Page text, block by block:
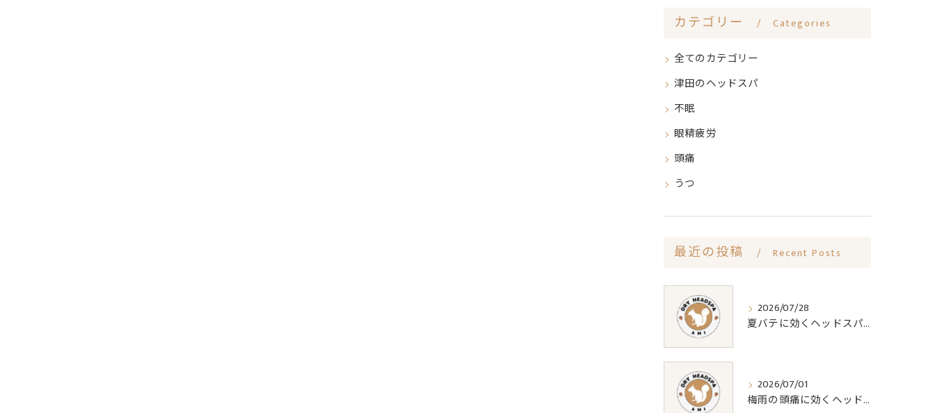
カテゴリー Categories
全てのカテゴリー
津田のヘッドスパ
不眠
眼精疲労
頭痛
うつ
最近の投稿 Recent Posts
2026/07/28
夏バテに効くヘッドスパの疲労回復効果
2026/07/01
梅雨の頭痛に効くヘッドスパ対策法